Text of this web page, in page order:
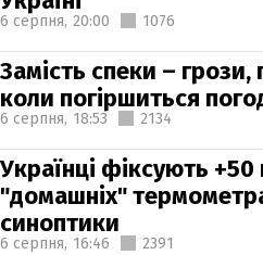
6 серпня, 20:00 1076
Замість спеки – грози,
коли погіршиться
6 серпня, 18:53 2134
Українці фіксують +50
"домашніх"
синоптики
6 серпня, 16:46 2391